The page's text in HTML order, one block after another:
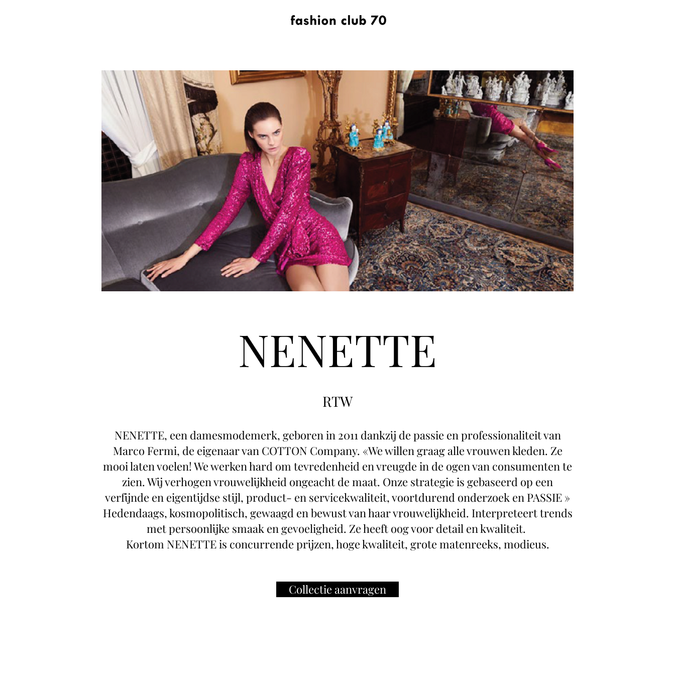
NENETTE
RTW
NENETTE, een damesmodemerk, geboren in 2011 dankzij de passie en professionaliteit van
Marco Fermi, de eigenaar van COTTON Company. «We willen graag alle vrouwen kleden. Ze
mooi laten voelen! We werken hard om tevredenheid en vreugde in de ogen van consumenten te
zien. Wij verhogen vrouwelijkheid ongeacht de maat. Onze strategie is gebaseerd op een
verfijnde en eigentijdse stijl, product- en servicekwaliteit, voortdurend onderzoek en PASSIE »
Hedendaags, kosmopolitisch, gewaagd en bewust van haar vrouwelijkheid. Interpreteert trends
met persoonlijke smaak en gevoeligheid. Ze heeft oog voor detail en kwaliteit.
Kortom NENETTE is concurrende prijzen, hoge kwaliteit, grote matenreeks, modieus.
Collectie aanvragen